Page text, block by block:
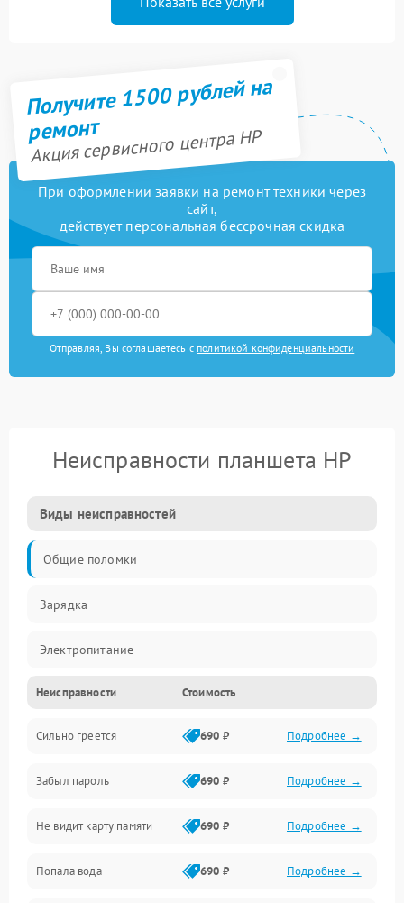
Получите 1500 рублей на
ремонт
Акция сервисного центра HP
При оформлении заявки на ремонт техники через
сайт,
действует персональная бессрочная скидка
Отправляя, Вы соглашаетесь с политикой конфиденциальности
Неисправности планшета HP
Виды неисправностей
Общие поломки
Зарядка
Электропитание
Экран и изображение
Дисплей
Экран (дисплей)
Связь
Разговор (микрофон, динамик)
Неисправности Стоимость
Сильно греется 690 ₽ Подробнее →
Забыл пароль 690 ₽ Подробнее →
Не видит карту памяти 690 ₽ Подробнее →
Попала вода 690 ₽ Подробнее →